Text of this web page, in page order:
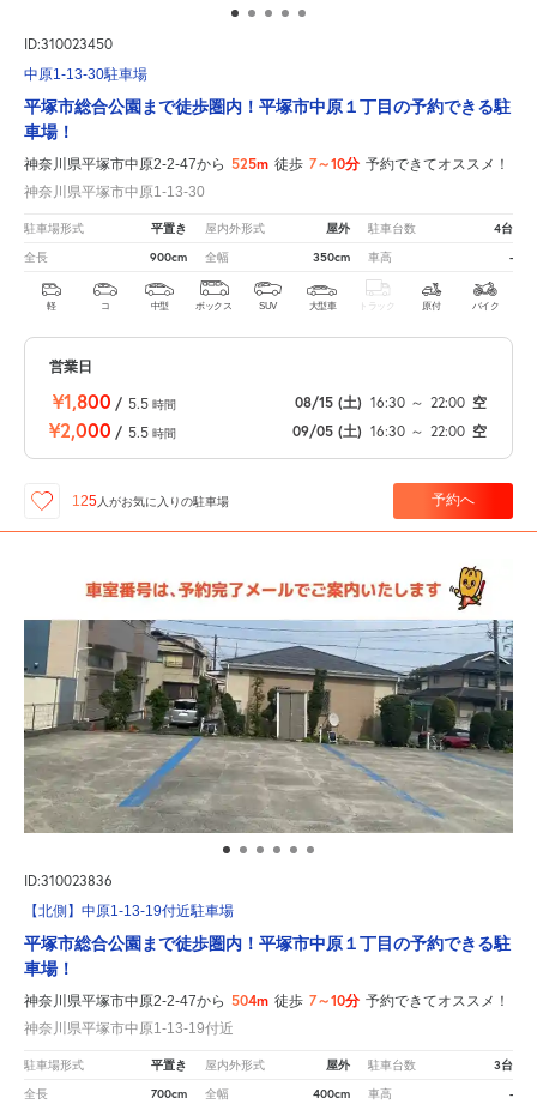
ID:310023450
中原1-13-30駐車場
平塚市総合公園まで徒歩圏内！平塚市中原１丁目の予約できる駐
車場！
神奈川県平塚市中原2-2-47から 525m 徒歩 7～10分 予約できてオススメ！
神奈川県平塚市中原1-13-30
駐車場形式 平置き 屋内外形式 屋外 駐車台数 4台
全長 900cm 全幅 350cm 車高 -
軽 コ 中型 ボックス SUV 大型車 トラック 原付 バイク
営業日
¥1,800 / 5.5 時間 08/15 (土) 16:30 ～ 22:00 空
¥2,000 / 5.5 時間 09/05 (土) 16:30 ～ 22:00 空
125 人がお気に入りの駐車場 予約へ
ID:310023836
【北側】中原1-13-19付近駐車場
平塚市総合公園まで徒歩圏内！平塚市中原１丁目の予約できる駐
車場！
神奈川県平塚市中原2-2-47から 504m 徒歩 7～10分 予約できてオススメ！
神奈川県平塚市中原1-13-19付近
駐車場形式 平置き 屋内外形式 屋外 駐車台数 3台
全長 700cm 全幅 400cm 車高 -